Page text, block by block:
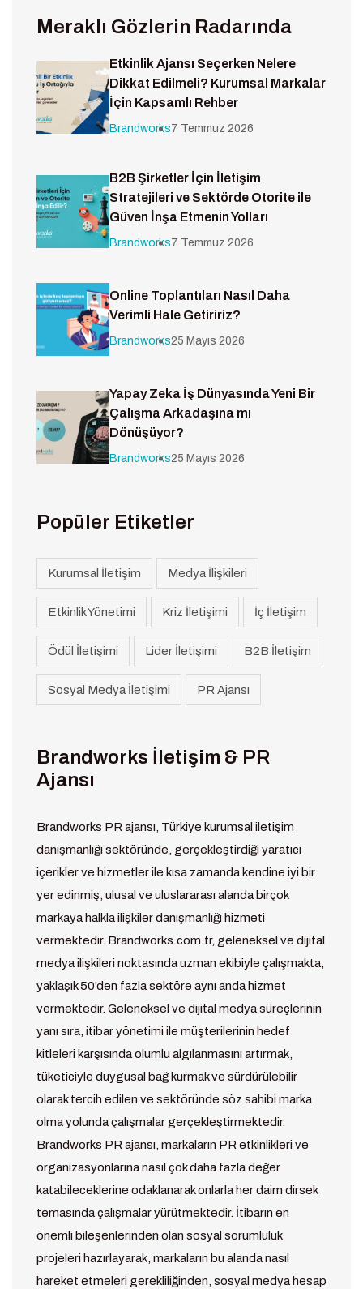
Meraklı Gözlerin Radarında
Etkinlik Ajansı Seçerken Nelere
Dikkat Edilmeli? Kurumsal Markalar
İçin Kapsamlı Rehber
Brandworks7 Temmuz 2026
B2B Şirketler İçin İletişim
Stratejileri ve Sektörde Otorite ile
Güven İnşa Etmenin Yolları
Brandworks7 Temmuz 2026
Online Toplantıları Nasıl Daha
Verimli Hale Getiririz?
Brandworks25 Mayıs 2026
Yapay Zeka İş Dünyasında Yeni Bir
Çalışma Arkadaşına mı
Dönüşüyor?
Brandworks25 Mayıs 2026
Popüler Etiketler
Kurumsal İletişim Medya İlişkileri
Etkinlik Yönetimi Kriz İletişimi İç İletişim
Ödül İletişimi Lider İletişimi B2B İletişim
Sosyal Medya İletişimi PR Ajansı
Brandworks İletişim & PR
Ajansı
Brandworks PR ajansı, Türkiye kurumsal iletişim
danışmanlığı sektöründe, gerçekleştirdiği yaratıcı
içerikler ve hizmetler ile kısa zamanda kendine iyi bir
yer edinmiş, ulusal ve uluslararası alanda birçok
markaya halkla ilişkiler danışmanlığı hizmeti
vermektedir. Brandworks.com.tr, geleneksel ve dijital
medya ilişkileri noktasında uzman ekibiyle çalışmakta,
yaklaşık 50’den fazla sektöre aynı anda hizmet
vermektedir. Geleneksel ve dijital medya süreçlerinin
yanı sıra, itibar yönetimi ile müşterilerinin hedef
kitleleri karşısında olumlu algılanmasını artırmak,
tüketiciyle duygusal bağ kurmak ve sürdürülebilir
olarak tercih edilen ve sektöründe söz sahibi marka
olma yolunda çalışmalar gerçekleştirmektedir.
Brandworks PR ajansı, markaların PR etkinlikleri ve
organizasyonlarına nasıl çok daha fazla değer
katabileceklerine odaklanarak onlarla her daim dirsek
temasında çalışmalar yürütmektedir. İtibarın en
önemli bileşenlerinden olan sosyal sorumluluk
projeleri hazırlayarak, markaların bu alanda nasıl
hareket etmeleri gerekliliğinden, sosyal medya hesap